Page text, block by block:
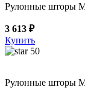
Рулонные шторы
3 613 ₽
Купить
50
Рулонные шторы